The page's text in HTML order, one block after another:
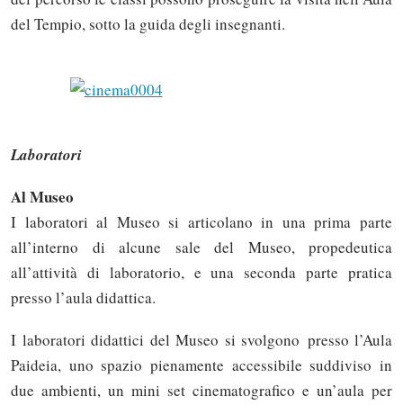
del Tempio, sotto la guida degli insegnanti.
Laboratori
Al Museo
I laboratori al Museo si articolano in una prima parte
all’interno di alcune sale del Museo, propedeutica
all’attività di laboratorio, e una seconda parte pratica
presso l’aula didattica.
I laboratori didattici del Museo si svolgono presso l’Aula
Paideia, uno spazio pienamente accessibile suddiviso in
due ambienti, un mini set cinematografico e un’aula per